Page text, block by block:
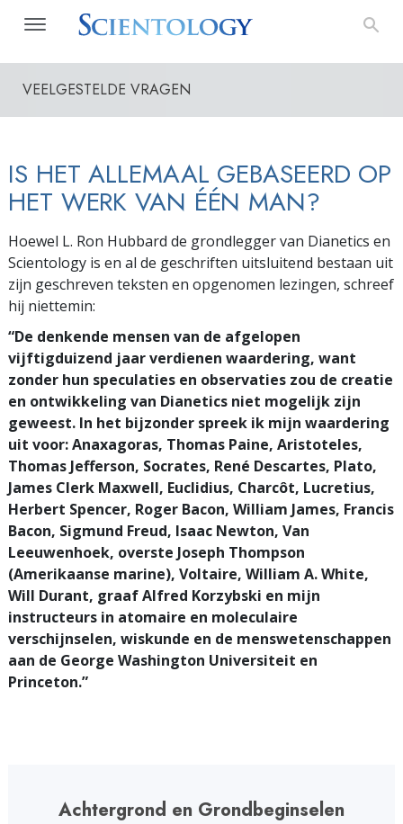
VEELGESTELDE VRAGEN
IS HET ALLEMAAL GEBASEERD OP
HET WERK VAN ÉÉN MAN?
Hoewel L. Ron Hubbard de grondlegger van Dianetics en
Scientology is en al de geschriften uitsluitend bestaan uit
zijn geschreven teksten en opgenomen lezingen, schreef
hij niettemin:
“De denkende mensen van de afgelopen
vijftigduizend jaar verdienen waardering, want
zonder hun speculaties en observaties zou de creatie
en ontwikkeling van Dianetics niet mogelijk zijn
geweest. In het bijzonder spreek ik mijn waardering
uit voor: Anaxagoras, Thomas Paine, Aristoteles,
Thomas Jefferson, Socrates, René Descartes, Plato,
James Clerk Maxwell, Euclidius, Charcôt, Lucretius,
Herbert Spencer, Roger Bacon, William James, Francis
Bacon, Sigmund Freud, Isaac Newton, Van
Leeuwenhoek, overste Joseph Thompson
(Amerikaanse marine), Voltaire, William A. White,
Will Durant, graaf Alfred Korzybski en mijn
instructeurs in atomaire en moleculaire
verschijnselen, wiskunde en de menswetenschappen
aan de George Washington Universiteit en
Princeton.”
Achtergrond en Grondbeginselen